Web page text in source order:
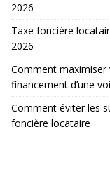
2026
Taxe foncière
2026
Comment maximiser
financement d’une
Comment éviter les
foncière locataire